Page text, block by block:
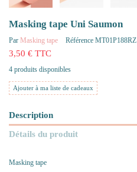
Masking tape Uni Saumon
Par Masking tape Référence MT01P188RZ
3,50 € TTC
4 produits disponibles
Ajouter à ma liste de cadeaux
Description
Détails du produit
Masking tape